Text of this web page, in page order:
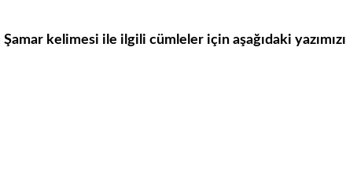
kelimesi ile ilgili cümleler için aşağıdaki yazımızı